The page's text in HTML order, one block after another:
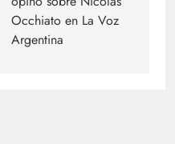
Occhiato en La Voz
Argentina